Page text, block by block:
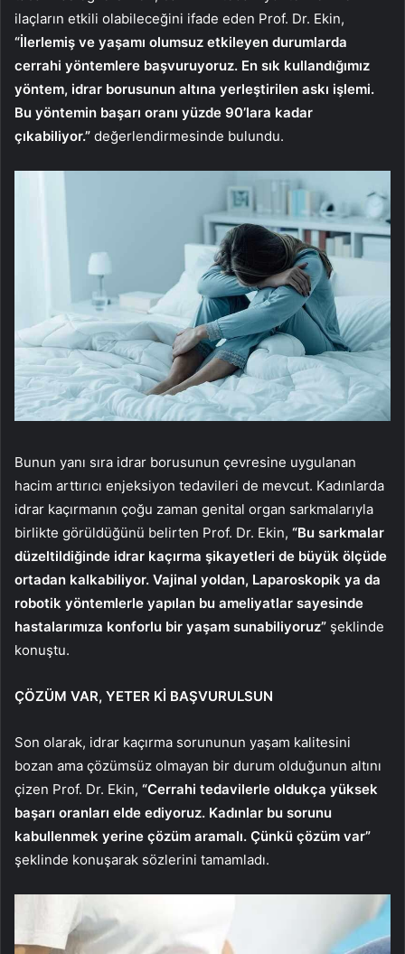
ilaçların etkili olabileceğini ifade eden Prof. Dr. Ekin,
“İlerlemiş ve yaşamı olumsuz etkileyen durumlarda
cerrahi yöntemlere başvuruyoruz. En sık kullandığımız
yöntem, idrar borusunun altına yerleştirilen askı işlemi.
Bu yöntemin başarı oranı yüzde 90’lara kadar
çıkabiliyor.” değerlendirmesinde bulundu.
Bunun yanı sıra idrar borusunun çevresine uygulanan
hacim arttırıcı enjeksiyon tedavileri de mevcut. Kadınlarda
idrar kaçırmanın çoğu zaman genital organ sarkmalarıyla
birlikte görüldüğünü belirten Prof. Dr. Ekin, “Bu sarkmalar
düzeltildiğinde idrar kaçırma şikayetleri de büyük ölçüde
ortadan kalkabiliyor. Vajinal yoldan, Laparoskopik ya da
robotik yöntemlerle yapılan bu ameliyatlar sayesinde
hastalarımıza konforlu bir yaşam sunabiliyoruz” şeklinde
konuştu.
ÇÖZÜM VAR, YETER Kİ BAŞVURULSUN
Son olarak, idrar kaçırma sorununun yaşam kalitesini
bozan ama çözümsüz olmayan bir durum olduğunun altını
çizen Prof. Dr. Ekin, “Cerrahi tedavilerle oldukça yüksek
başarı oranları elde ediyoruz. Kadınlar bu sorunu
kabullenmek yerine çözüm aramalı. Çünkü çözüm var”
şeklinde konuşarak sözlerini tamamladı.